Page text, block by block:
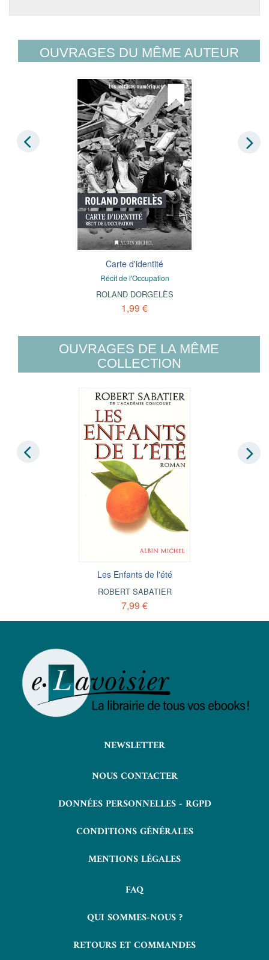
OUVRAGES DU MÊME AUTEUR
Carte d'identité
Récit de l'Occupation
ROLAND DORGELÈS
1,99 €
OUVRAGES DE LA MÊME
COLLECTION
Les Enfants de l'été
ROBERT SABATIER
7,99 €
NEWSLETTER
NOUS CONTACTER
DONNÉES PERSONNELLES - RGPD
CONDITIONS GÉNÉRALES
MENTIONS LÉGALES
FAQ
QUI SOMMES-NOUS ?
RETOURS ET COMMANDES